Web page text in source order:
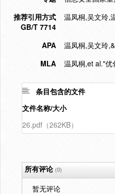
推荐引用方式
GB/T 7714
温凤桐,吴文玲,
APA
温凤桐,吴文玲
MLA
温凤桐,et al."优
条目包含的文件
文件名称/大小
26.pdf（262KB）
所有评论(0)
暂无评论